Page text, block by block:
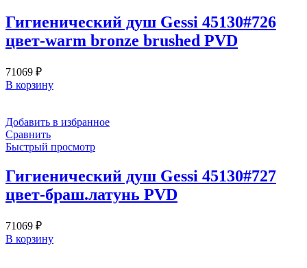
Гигиенический душ Gessi 45130#726
цвет-warm bronze brushed PVD
71069 ₽
В корзину
Добавить в избранное
Сравнить
Быстрый просмотр
Гигиенический душ Gessi 45130#727
цвет-браш.латунь PVD
71069 ₽
В корзину